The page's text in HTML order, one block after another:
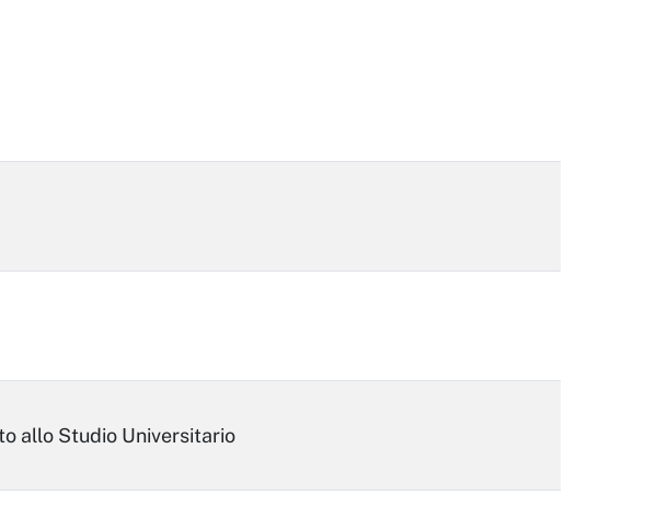
allo Studio Universitario